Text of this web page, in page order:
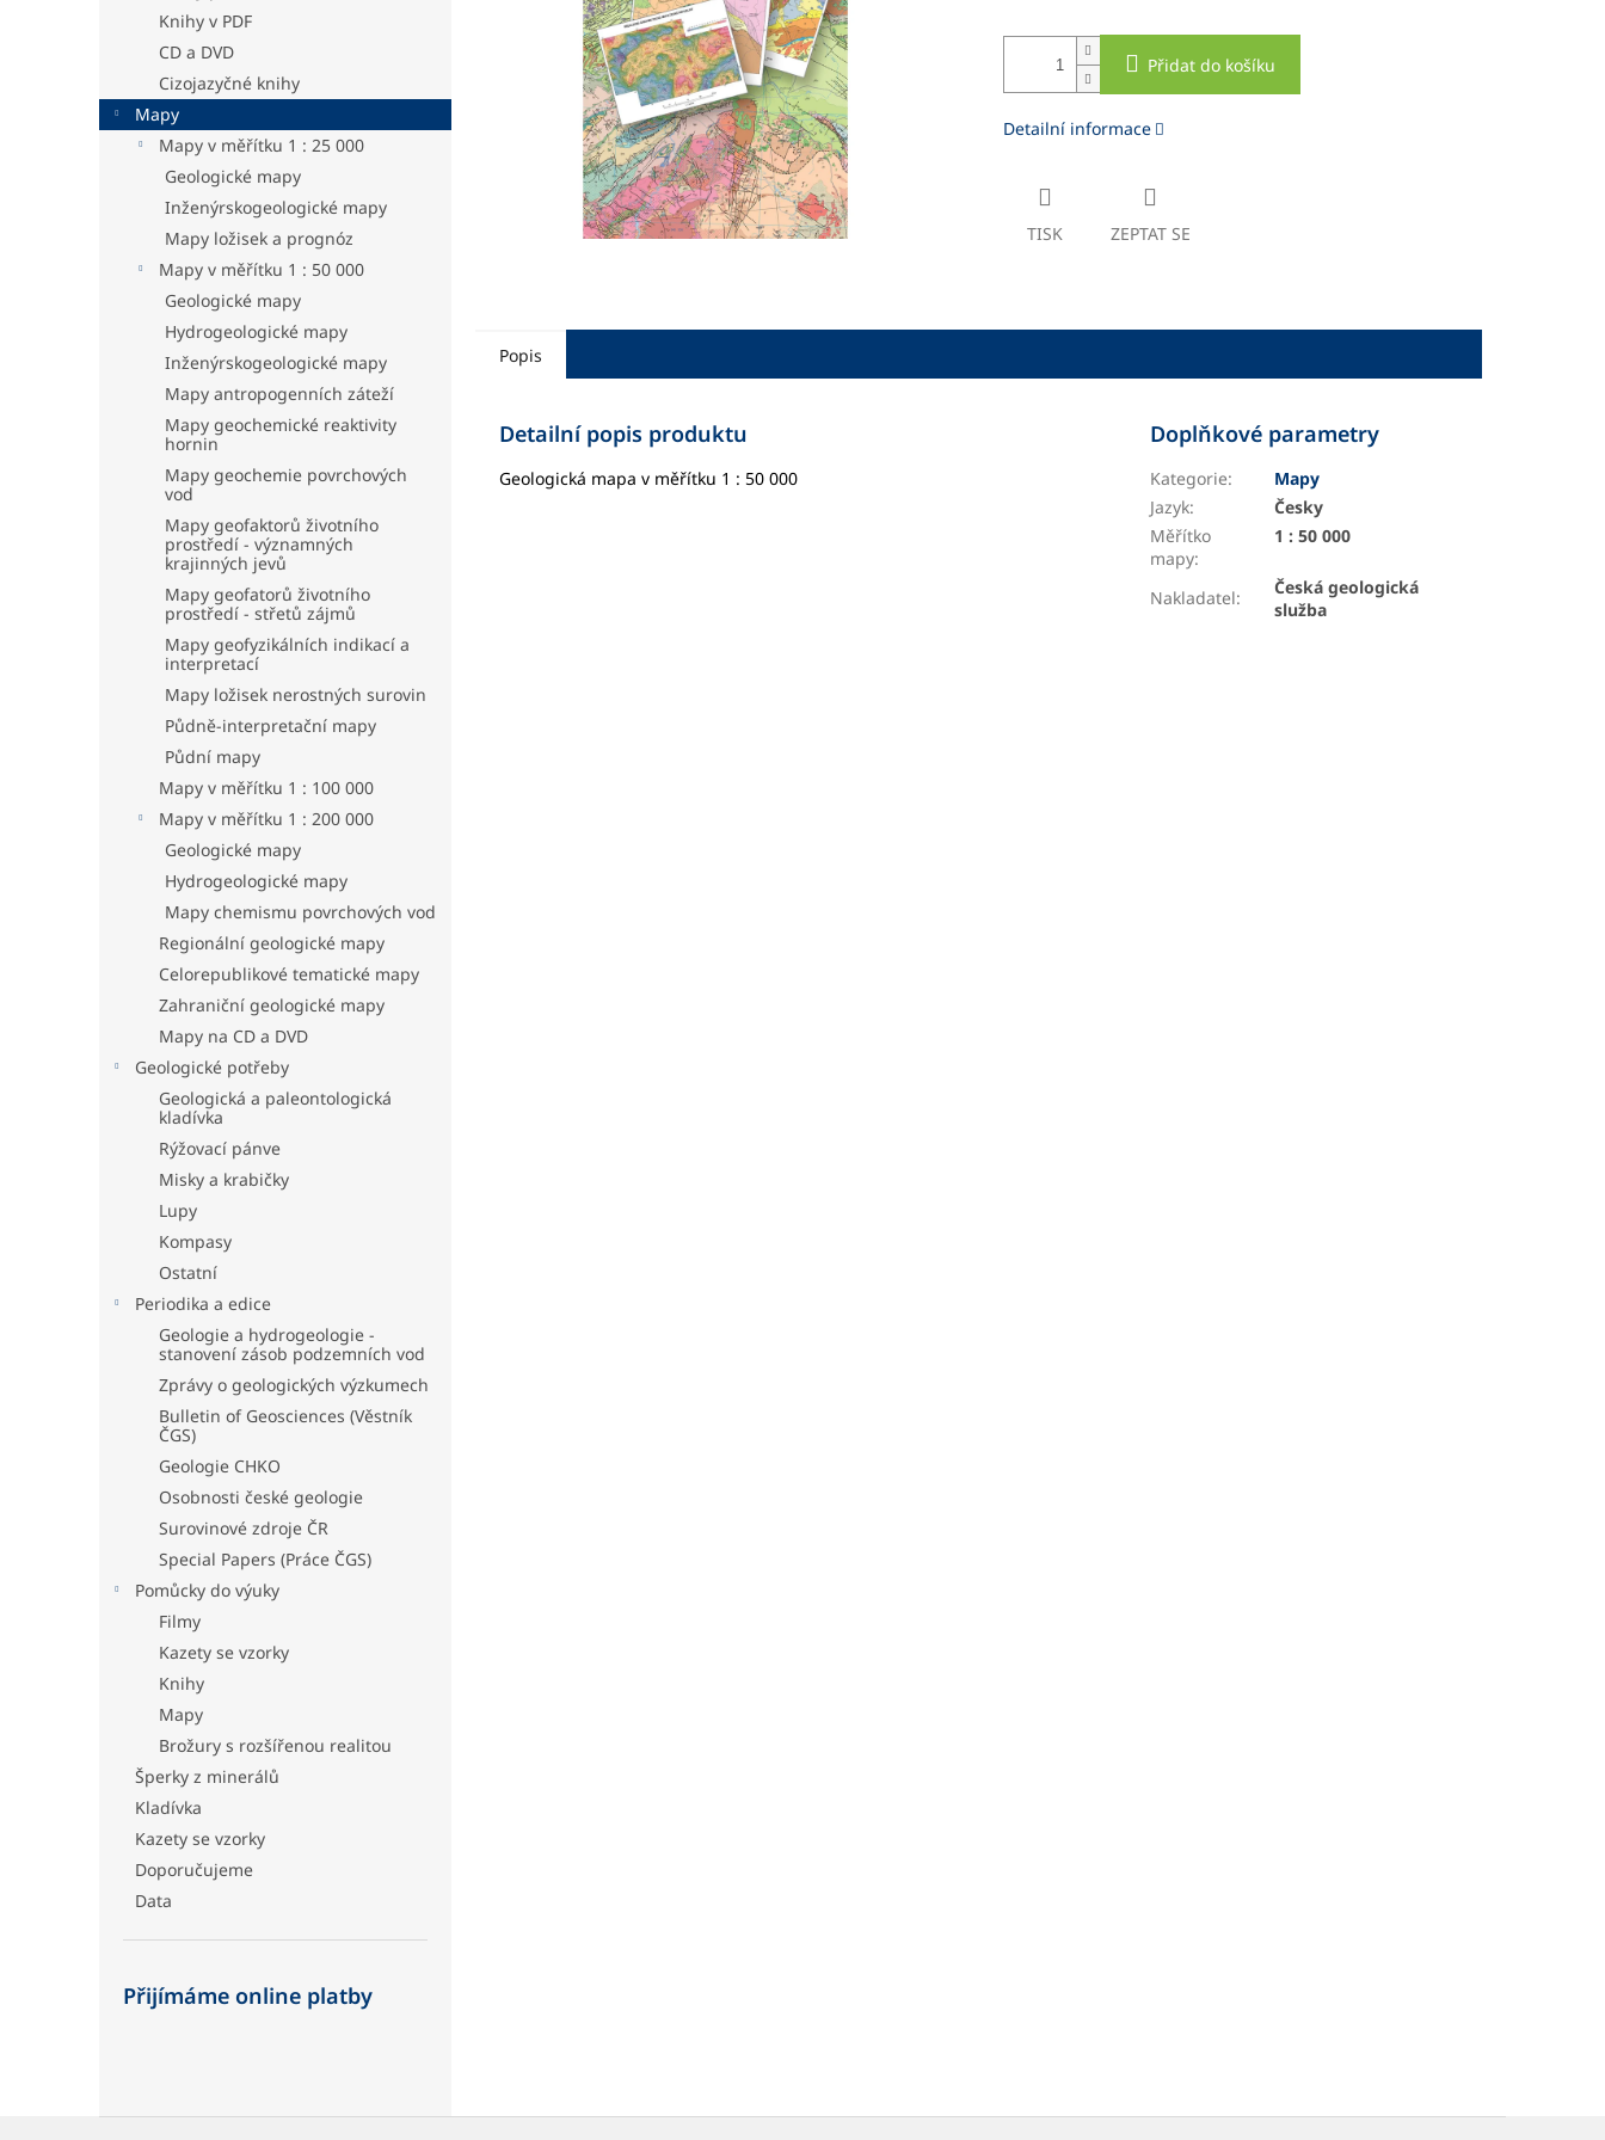
l
Knihy v PDF
CD a DVD
Cizojazyčné knihy
Mapy
Mapy v měřítku 1 : 25 000
Geologické mapy
Inženýrskogeologické mapy
Mapy ložisek a prognóz
Mapy v měřítku 1 : 50 000
Geologické mapy
Hydrogeologické mapy
Inženýrskogeologické mapy
Mapy antropogenních záteží
Mapy geochemické reaktivity
hornin
Mapy geochemie povrchových
vod
Mapy geofaktorů životního
prostředí - významných
krajinných jevů
Mapy geofatorů životního
prostředí - střetů zájmů
Mapy geofyzikálních indikací a
interpretací
Mapy ložisek nerostných surovin
Půdně-interpretační mapy
Půdní mapy
Mapy v měřítku 1 : 100 000
Mapy v měřítku 1 : 200 000
Geologické mapy
Hydrogeologické mapy
Mapy chemismu povrchových vod
Regionální geologické mapy
Celorepublikové tematické mapy
Zahraniční geologické mapy
Mapy na CD a DVD
Geologické potřeby
Geologická a paleontologická
kladívka
Rýžovací pánve
Misky a krabičky
Lupy
Kompasy
Ostatní
Periodika a edice
Geologie a hydrogeologie -
stanovení zásob podzemních vod
Zprávy o geologických výzkumech
Bulletin of Geosciences (Věstník
ČGS)
Geologie CHKO
Osobnosti české geologie
Surovinové zdroje ČR
Special Papers (Práce ČGS)
Pomůcky do výuky
Filmy
Kazety se vzorky
Knihy
Mapy
Brožury s rozšířenou realitou
Šperky z minerálů
Kladívka
Kazety se vzorky
Doporučujeme
Data
Přijímáme online platby
Přidat do košíku
Detailní informace
TISK ZEPTAT SE
Popis
Detailní popis produktu
Geologická mapa v měřítku 1 : 50 000
Doplňkové parametry
Kategorie:
Mapy
Jazyk:
Česky
Měřítko
mapy:
1 : 50 000
Nakladatel:
Česká geologická
služba